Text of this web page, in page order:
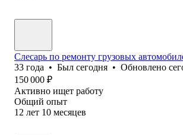
Слесарь по ремонту грузовых
33 года • Был сегодня • Обновлено
150 000 ₽
Активно ищет работу
Общий опыт
12 лет 10 месяцев